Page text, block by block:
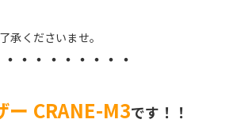
承くださいませ。
・・・・・・・・
ー CRANE-M3です！！